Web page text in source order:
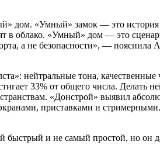
дом. «Умный» замок — это история
в облако. «Умный» дом — это
а не безопасности», — пояснила
нейтральные тона,
33% от общего числа. Делать
«Донстрой» выявил
приставками и
и не самый простой, но он